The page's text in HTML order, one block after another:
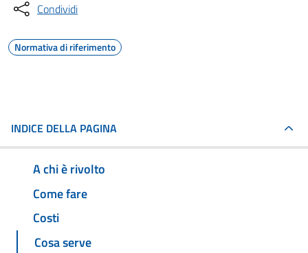
Condividi
Normativa di riferimento
INDICE DELLA PAGINA
A chi è rivolto
Come fare
Costi
Cosa serve